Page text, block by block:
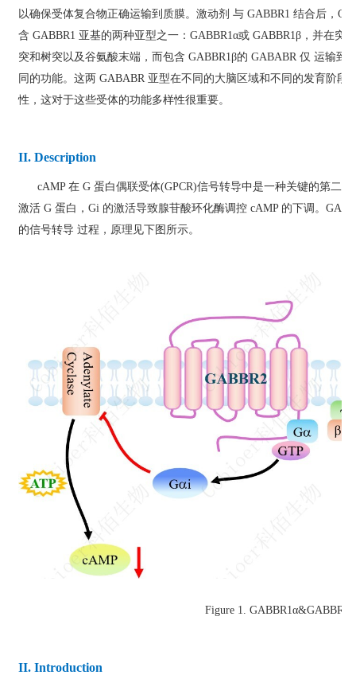
以确保受体复合物正确运输到质膜。激动剂 与 GABBR1 结合后，
含 GABBR1 亚基的两种亚型之一：GABBR1α或 GABBR1β，并在突
突和树突以及谷氨酸末端，而包含 GABBR1β的 GABABR 仅 运输
同的功能。这两 GABABR 亚型在不同的大脑区域和不同的发育阶
性，这对于这些受体的功能多样性很重要。
II. Description
cAMP 在 G 蛋白偶联受体(GPCR)信号转导中是一种关键的第二信
激活 G 蛋白，Gi 的激活导致腺苷酸环化酶调控 cAMP 的下调。
的信号转导 过程，原理见下图所示。
Figure 1.GABBR1α&GABBR2
II. Introduction